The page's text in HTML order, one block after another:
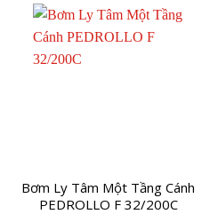
Bơm Ly Tâm Một Tầng Cánh
PEDROLLO F 32/200C